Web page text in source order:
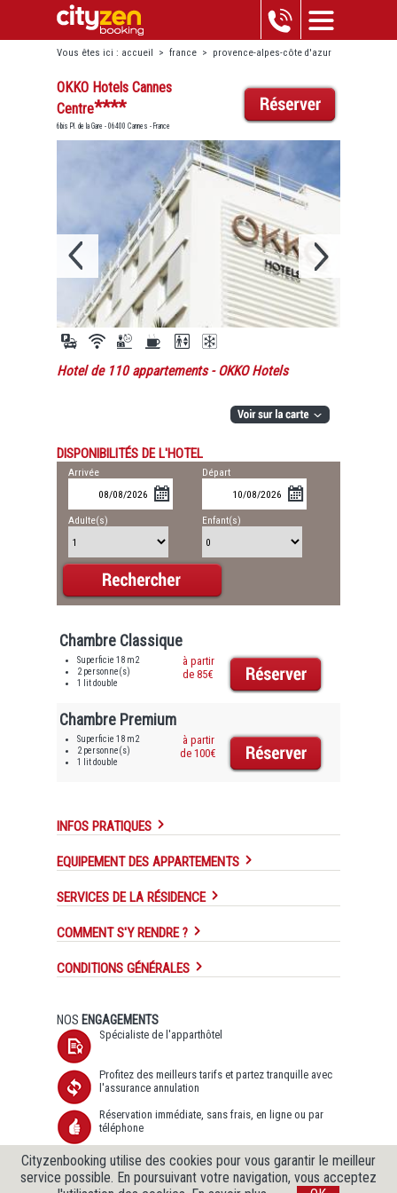
Vous êtes ici : accueil > france > provence-alpes-côte d'azur
>cannes > okko hotels cannes centre
OKKO Hotels Cannes
Centre****
6bis Pl. de la Gare - 06400 Cannes - France
Hotel de 110 appartements- OKKO Hotels
DISPONIBILITÉS DE L'HOTEL
Arrivée Départ
Adulte(s) Enfant(s)
Chambre Classique
Superficie 18 m2
2 personne(s)
1 lit double
à partir
de 85€
Chambre Premium
Superficie 18 m2
2 personne(s)
1 lit double
à partir
de 100€
INFOS PRATIQUES
EQUIPEMENT DES APPARTEMENTS
SERVICES DE LA RÉSIDENCE
COMMENT S'Y RENDRE ?
CONDITIONS GÉNÉRALES
NOS ENGAGEMENTS
Spécialiste de l'apparthôtel
Profitez des meilleurs tarifs et partez tranquille avec
l'assurance annulation
Réservation immédiate, sans frais, en ligne ou par
téléphone
Transfert de données sécurisé SSL et Protection des
données garantie
Cityzenbooking utilise des cookies pour vous garantir le meilleur
service possible. En poursuivant votre navigation, vous acceptez